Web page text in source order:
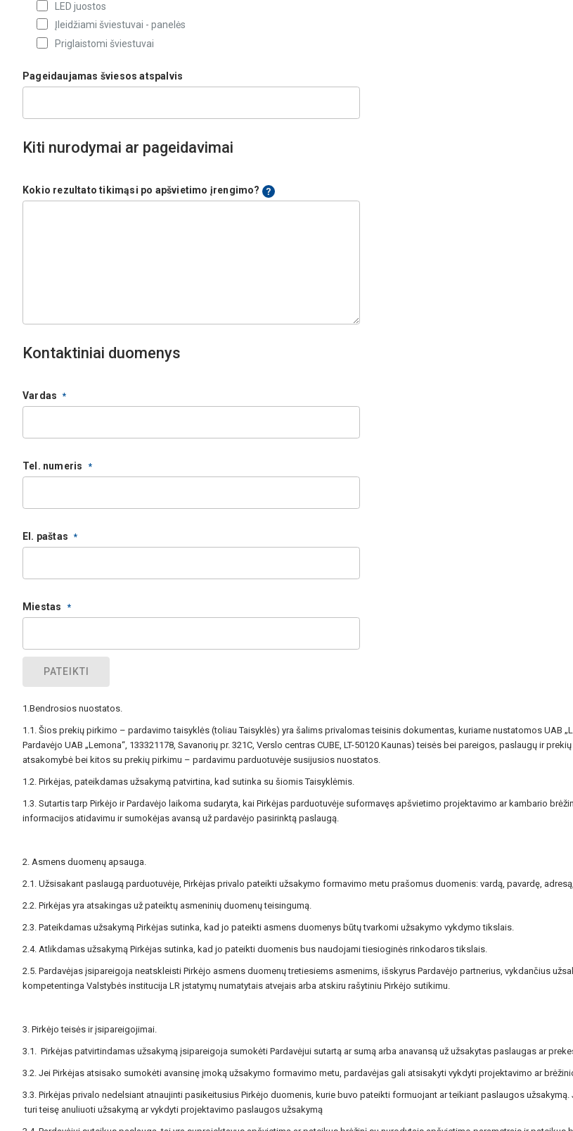
LED juostos
Įleidžiami šviestuvai - panelės
Priglaistomi šviestuvai
Pageidaujamas šviesos atspalvis
Kiti nurodymai ar pageidavimai
Kokio rezultato tikimąsi po apšvietimo įrengimo?
Kontaktiniai duomenys
Vardas
Tel. numeris
El. paštas
Miestas
PATEIKTI
1.Bendrosios nuostatos.
1.1. Šios prekių pirkimo – pardavimo taisyklės (toliau Taisyklės) yra šalims privalomas teisinis dokumentas, kuriame nustatomos UAB
Pardavėjo UAB „Lemona“, 133321178, Savanorių pr. 321C, Verslo centras CUBE, LT-50120 Kaunas) teisės bei pareigos, paslaugų ir
atsakomybė bei kitos su prekių pirkimu – pardavimu parduotuvėje susijusios nuostatos.
1.2. Pirkėjas, pateikdamas užsakymą patvirtina, kad sutinka su šiomis Taisyklėmis.
1.3. Sutartis tarp Pirkėjo ir Pardavėjo laikoma sudaryta, kai Pirkėjas parduotuvėje suformavęs apšvietimo projektavimo ar kambario
informacijos atidavimu ir sumokėjas avansą už pardavėjo pasirinktą paslaugą.
2. Asmens duomenų apsauga.
2.1. Užsisakant paslaugą parduotuvėje, Pirkėjas privalo pateikti užsakymo formavimo metu prašomus duomenis: vardą, pavardę,
2.2. Pirkėjas yra atsakingas už pateiktų asmeninių duomenų teisingumą.
2.3. Pateikdamas užsakymą Pirkėjas sutinka, kad jo pateikti asmens duomenys būtų tvarkomi užsakymo vykdymo tikslais.
2.4. Atlikdamas užsakymą Pirkėjas sutinka, kad jo pateikti duomenis bus naudojami tiesioginės rinkodaros tikslais.
2.5. Pardavėjas įsipareigoja neatskleisti Pirkėjo asmens duomenų tretiesiems asmenims, išskyrus Pardavėjo partnerius, vykdančius
kompetentinga Valstybės institucija LR įstatymų numatytais atvejais arba atskiru rašytiniu Pirkėjo sutikimu.
3. Pirkėjo teisės ir įsipareigojimai.
3.1. Pirkėjas patvirtindamas užsakymą įsipareigoja sumokėti Pardavėjui sutartą ar sumą arba anavansą už užsakytas paslaugas ar
3.2. Jei Pirkėjas atsisako sumokėti avansinę įmoką užsakymo formavimo metu, pardavėjas gali atsisakyti vykdyti projektavimo ar
3.3. Pirkėjas privalo nedelsiant atnaujinti pasikeitusius Pirkėjo duomenis, kurie buvo pateikti formuojant ar teikiant paslaugos
turi teisę anuliuoti užsakymą ar vykdyti projektavimo paslaugos užsakymą